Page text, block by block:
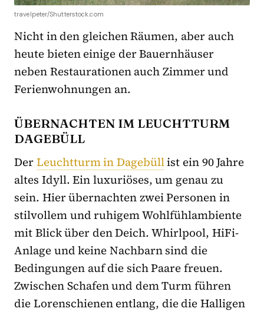
travelpeter/Shutterstock.com
Nicht in den gleichen Räumen, aber auch
heute bieten einige der Bauernhäuser
neben Restaurationen auch Zimmer und
Ferienwohnungen an.
ÜBERNACHTEN IM LEUCHTTURM
DAGEBÜLL
DerLeuchtturm in Dagebüllist ein 90 Jahre
altes Idyll. Ein luxuriöses, um genau zu
sein. Hier übernachten zwei Personen in
stilvollem und ruhigem Wohlfühlambiente
mit Blick über den Deich. Whirlpool, HiFi-
Anlage und keine Nachbarn sind die
Bedingungen auf die sich Paare freuen.
Zwischen Schafen und dem Turm führen
die Lorenschienen entlang, die die Halligen